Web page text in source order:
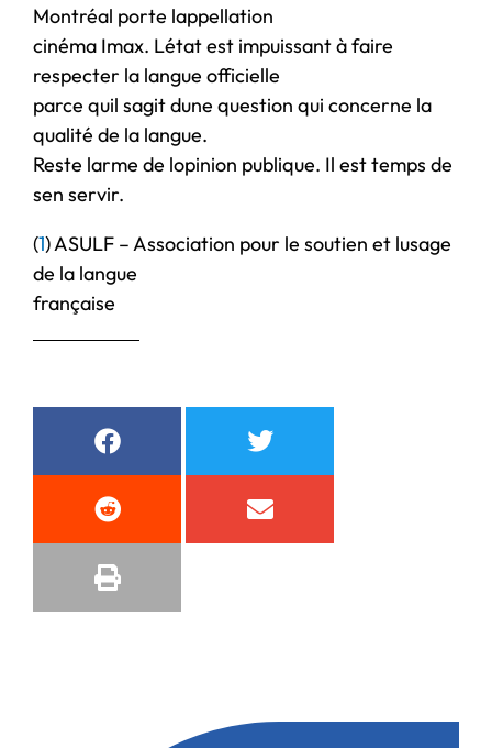
Montréal porte lappellation
cinéma Imax. Létat est impuissant à faire
respecter la langue officielle
parce quil sagit dune question qui concerne la
qualité de la langue.
Reste larme de lopinion publique. Il est temps de
sen servir.
(1) ASULF – Association pour le soutien et lusage
de la langue
française